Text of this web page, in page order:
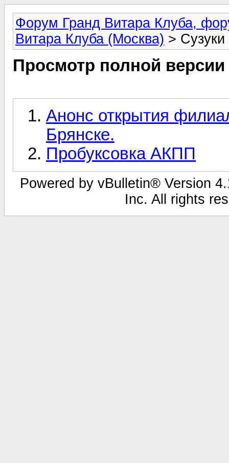
Форум Гранд Витара Клуба,
Витара Клуба (Москва) >
Просмотр полной
Анонс открытия
Брянске.
Пробуксовка АКПП
Powered by vBulletin® Version
Inc. All rights